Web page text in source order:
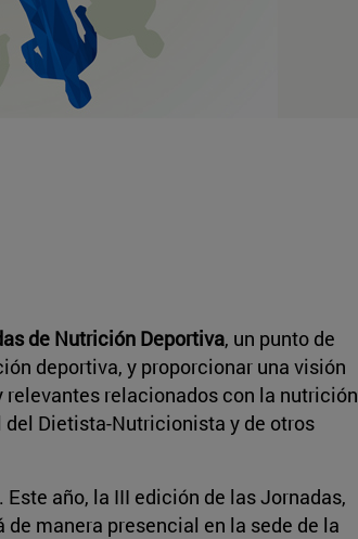
de Nutrición Deportiva, un punto de
deportiva, y proporcionar una visión
relacionados con la nutrición
Dietista-Nutricionista y de otros
año, la III edición de las Jornadas,
manera presencial en la sede de la